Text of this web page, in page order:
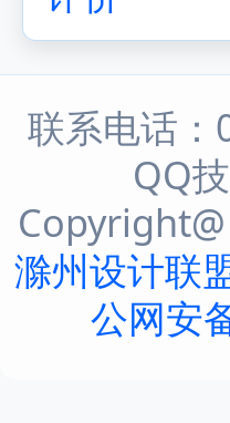
联系电话
QQ
Copyright@
滁州设计联
公网安